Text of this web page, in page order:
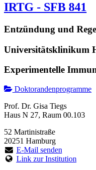
IRTG - SFB 841
Entzündung und
Universitätsklinikum
Experimentelle
Doktorandenprogramme
Prof. Dr. Gisa Tiegs
Haus N 27, Raum 00.103
52 Martinistraße
20251 Hamburg
E-Mail senden
Link zur Institution